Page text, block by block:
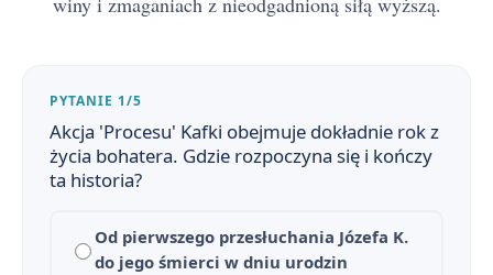
PYTANIE 1/5
Akcja 'Procesu' Kafki obejmuje dokładnie rok z
życia bohatera. Gdzie rozpoczyna się i kończy
ta historia?
Od pierwszego przesłuchania Józefa K.
do jego śmierci w dniu urodzin